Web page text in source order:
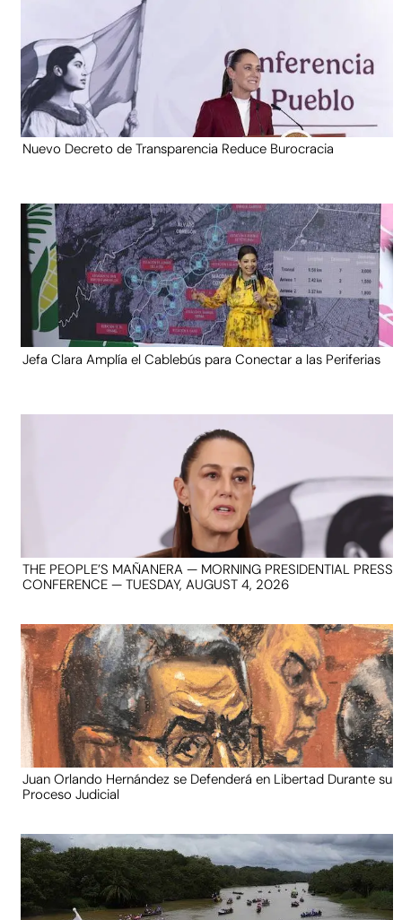
Nuevo Decreto de Transparencia Reduce Burocracia
Jefa Clara Amplía el Cablebús para Conectar a las Periferias
THE PEOPLE’S MAÑANERA — MORNING PRESIDENTIAL PRESS
CONFERENCE — TUESDAY, AUGUST 4, 2026
Juan Orlando Hernández se Defenderá en Libertad Durante su
Proceso Judicial